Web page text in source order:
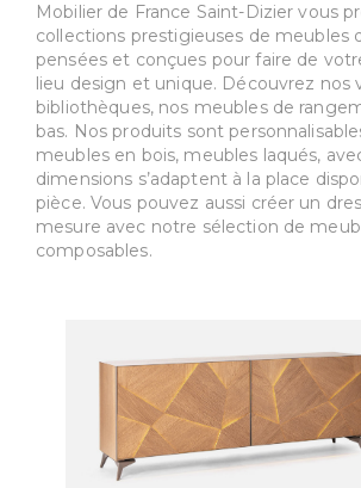
Mobilier de France Saint-Dizier vous
collections prestigieuses de meubles
pensées et conçues pour faire de
lieu design et unique. Découvrez nos
bibliothèques, nos meubles de
bas. Nos produits sont
meubles en bois, meubles laqués,
dimensions s’adaptent à la place
pièce. Vous pouvez aussi créer un
mesure avec notre sélection de
composables.